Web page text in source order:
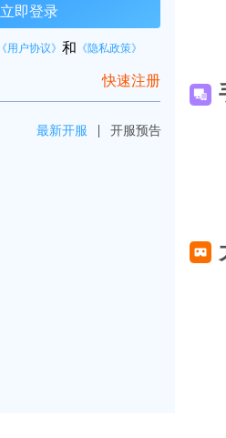
立即登录
《用户协议》 和 《隐私政策》
快速注册
最新开服 开服预告